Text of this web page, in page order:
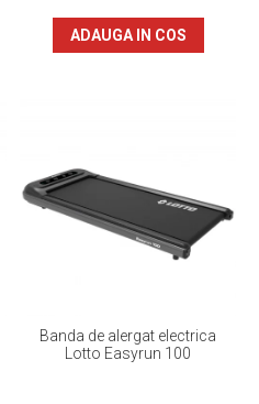
ADAUGA IN COS
Banda de alergat electrica
Lotto Easyrun 100